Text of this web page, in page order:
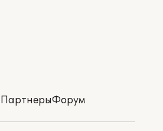
ПартнерыФорум